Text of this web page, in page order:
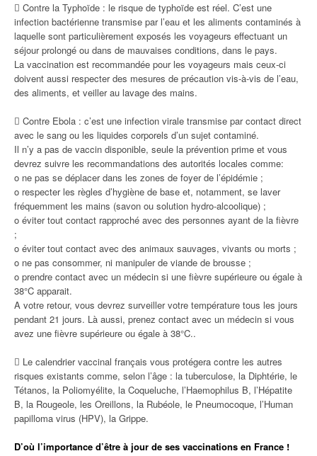
 Contre la Typhoïde : le risque de typhoïde est réel. C’est une
infection bactérienne transmise par l’eau et les aliments contaminés à
laquelle sont particulièrement exposés les voyageurs effectuant un
séjour prolongé ou dans de mauvaises conditions, dans le pays.
La vaccination est recommandée pour les voyageurs mais ceux-ci
doivent aussi respecter des mesures de précaution vis-à-vis de l’eau,
des aliments, et veiller au lavage des mains.
 Contre Ebola : c’est une infection virale transmise par contact direct
avec le sang ou les liquides corporels d’un sujet contaminé.
Il n’y a pas de vaccin disponible, seule la prévention prime et vous
devrez suivre les recommandations des autorités locales comme:
o ne pas se déplacer dans les zones de foyer de l’épidémie ;
o respecter les règles d’hygiène de base et, notamment, se laver
fréquemment les mains (savon ou solution hydro-alcoolique) ;
o éviter tout contact rapproché avec des personnes ayant de la fièvre
;
o éviter tout contact avec des animaux sauvages, vivants ou morts ;
o ne pas consommer, ni manipuler de viande de brousse ;
o prendre contact avec un médecin si une fièvre supérieure ou égale à
38°C apparait.
A votre retour, vous devrez surveiller votre température tous les jours
pendant 21 jours. Là aussi, prenez contact avec un médecin si vous
avez une fièvre supérieure ou égale à 38°C..
 Le calendrier vaccinal français vous protégera contre les autres
risques existants comme, selon l’âge : la tuberculose, la Diphtérie, le
Tétanos, la Poliomyélite, la Coqueluche, l’Haemophilus B, l’Hépatite
B, la Rougeole, les Oreillons, la Rubéole, le Pneumocoque, l’Human
papilloma virus (HPV), la Grippe.
D’où l’importance d’être à jour de ses vaccinations en France !